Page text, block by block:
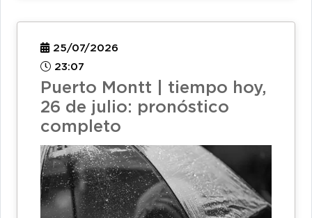
25/07/2026
23:07
Puerto Montt | tiempo hoy,
26 de julio: pronóstico
completo